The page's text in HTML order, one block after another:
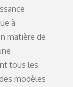
à
matière de
tous les
modèles